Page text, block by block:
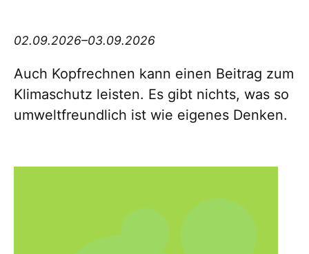
02.09.2026–03.09.2026
Auch Kopfrechnen kann einen Beitrag zum
Klimaschutz leisten. Es gibt nichts, was so
umweltfreundlich ist wie eigenes Denken.